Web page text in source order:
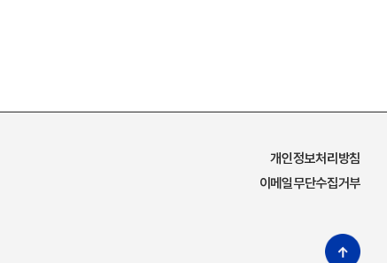
개인정보처리방침
이메일무단수집거부